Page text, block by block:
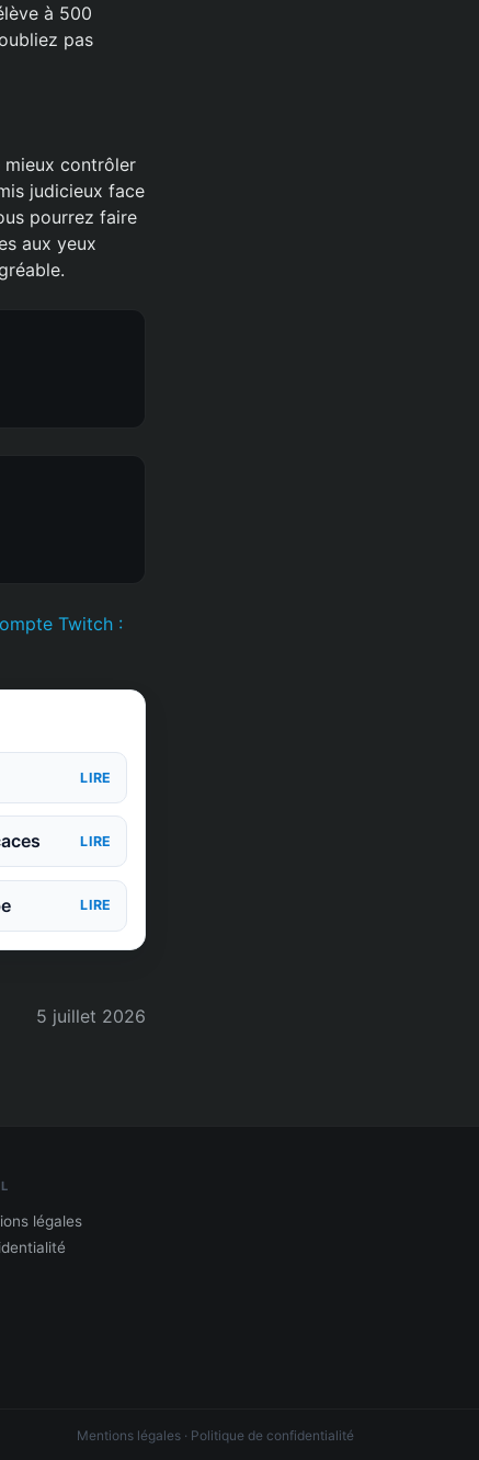
à 500
pas
mieux contrôler
judicieux face
pourrez faire
aux yeux
Twitch :
LIRE
LIRE
LIRE
5 juillet 2026
légales
Mentions légales · Politique de confidentialité